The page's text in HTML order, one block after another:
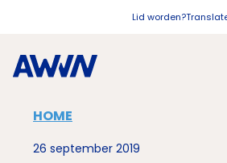
Lid worden?
HOME
26 september 2019